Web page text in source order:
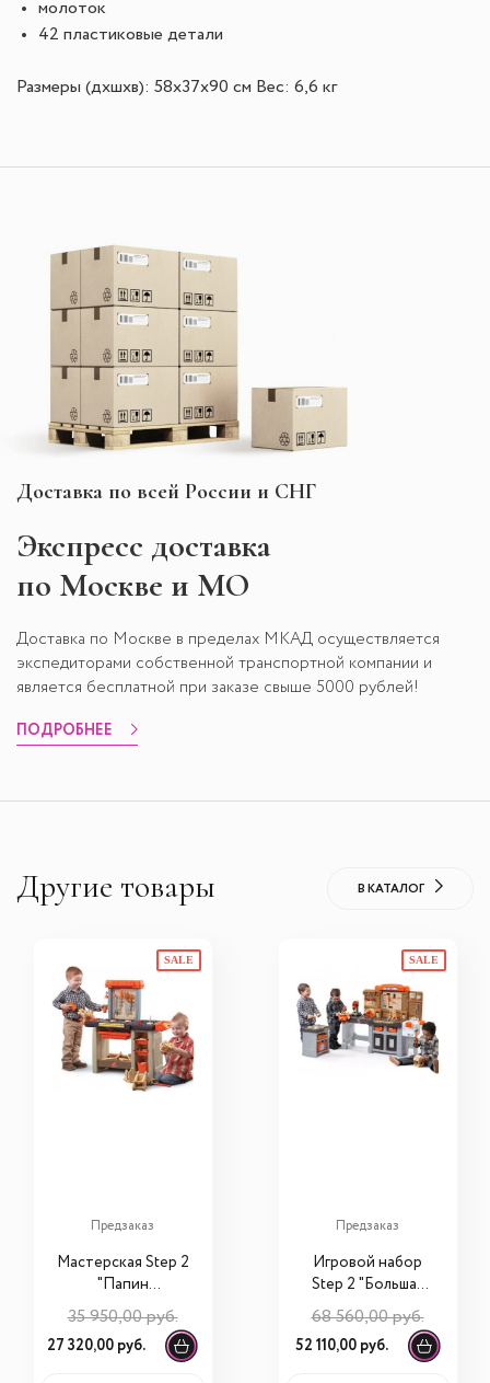
молоток
42 пластиковые детали
Размеры (дхшхв): 58x37x90 см Вес: 6,6 кг
Доставка по всей России и СНГ
Экспресс доставка
по Москве и МО
Доставка по Москве в пределах МКАД осуществляется
экспедиторами собственной транспортной компании и
является бесплатной при заказе свыше 5000 рублей!
ПОДРОБНЕЕ
Другие товары В КАТАЛОГ
SALE
Предзаказ
Мастерская Step 2
"Папин
помощник"
489499
35 950,00 руб.
27 320,00 руб.
SALE
Предзаказ
Игровой набор
Step 2 "Большая
мастерская"
489099
68 560,00 руб.
52 110,00 руб.